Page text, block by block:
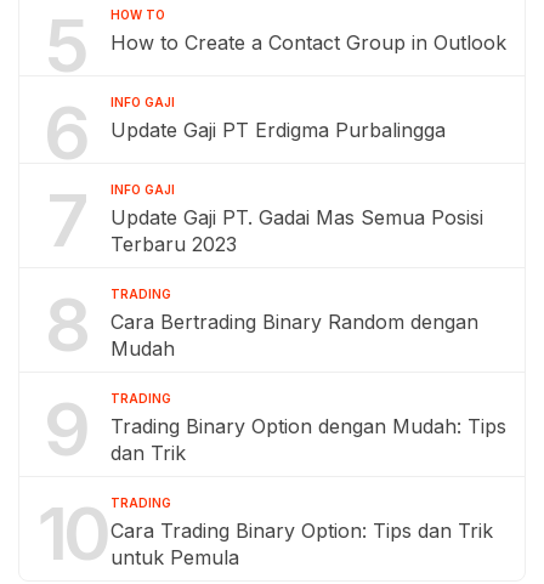
5 HOW TO
How to Create a Contact Group in Outlook
6 INFO GAJI
Update Gaji PT Erdigma Purbalingga
7 INFO GAJI
Update Gaji PT. Gadai Mas Semua Posisi
Terbaru 2023
8 TRADING
Cara Bertrading Binary Random dengan
Mudah
9 TRADING
Trading Binary Option dengan Mudah: Tips
dan Trik
10 TRADING
Cara Trading Binary Option: Tips dan Trik
untuk Pemula